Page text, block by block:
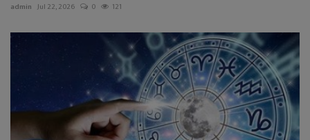
admin Jul 22, 2026 0 121